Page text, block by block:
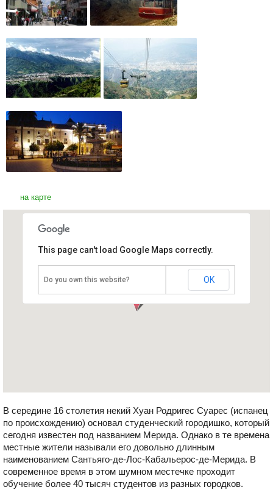
на карте
Мерида
This page can't load Google Maps correctly.
Do you own this website? OK
В середине 16 столетия некий Хуан Родригес Суарес (испанец
по происхождению) основал студенческий городишко, который
сегодня известен под названием Мерида. Однако в те времена
местные жители называли его довольно длинным
наименованием Сантьяго-де-Лос-Кабальерос-де-Мерида. В
современное время в этом шумном местечке проходит
обучение более 40 тысяч студентов из разных городков.